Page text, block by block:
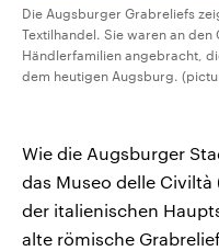
Die Augsburger Grabreliefs
Textilhandel. Sie waren an
Händlerfamilien angebracht,
dem heutigen Augsburg.
Wie die Augsburger
das Museo delle
der italienischen
alte römische